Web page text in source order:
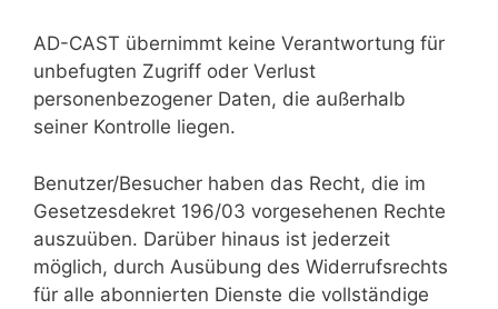
AD-CAST übernimmt keine Verantwortung für
unbefugten Zugriff oder Verlust
personenbezogener Daten, die außerhalb
seiner Kontrolle liegen.
Benutzer/Besucher haben das Recht, die im
Gesetzesdekret 196/03 vorgesehenen Rechte
auszuüben. Darüber hinaus ist jederzeit
möglich, durch Ausübung des Widerrufsrechts
für alle abonnierten Dienste die vollständige